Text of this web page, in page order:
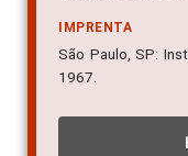
IMPRENTA
São Paulo, SP:
1967.